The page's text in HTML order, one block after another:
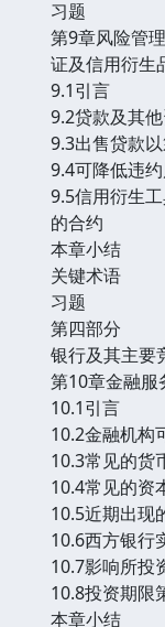
习题
第9章风险管
证及信用衍生
9.1引言
9.2贷款及其
9.3出售贷款
9.4可降低违
9.5信用衍生
的合约
本章小结
关键术语
习题
第四部分
银行及其主要
第10章金融服
10.1引言
10.2金融机构
10.3常见的货
10.4常见的资
10.5近期出现
10.6西方银行
10.7影响所投
10.8投资期限
本章小结